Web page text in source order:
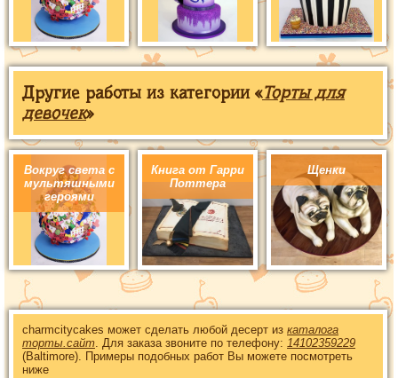
Другие работы из категории «Торты для
девочек»
Вокруг света с
мультяшными
героями
Книга от Гарри
Поттера
Щенки
charmcitycakes может сделать любой десерт из каталога
торты.сайт. Для заказа звоните по телефону: 14102359229
(Baltimore). Примеры подобных работ Вы можете посмотреть
ниже